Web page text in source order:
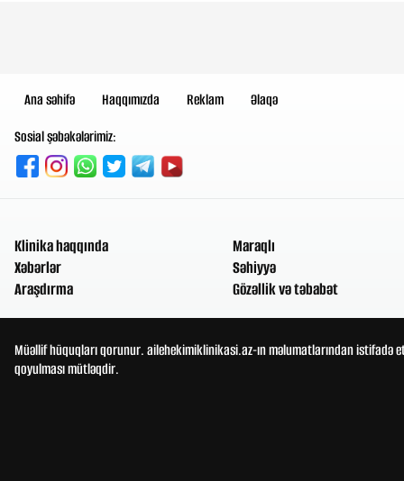
Ana səhifə Haqqımızda Reklam
Əlaqə
Sosial şəbəkələrimiz:
Klinika haqqında
Xəbərlər
Araşdırma
Maraqlı
Səhiyyə
Gözəllik və təbabət
Müəllif hüquqları qorunur. ailehekimiklinikasi.az-ın məlumatlarından
qoyulması mütləqdir.